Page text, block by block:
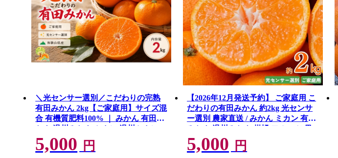
＼光センサー選別／こだわりの完熟
有田みかん 2kg【ご家庭用】サイズ混
合 有機質肥料100% ｜ みかん 有田み
かん 温州みかん ミカン 温州ミカン
柑橘 温州 甘い コク 産地直送◇
5,000 円
【2026年12月発送予約】 ご家庭用 こ
だわりの有田みかん 約2kg 光センサ
ー選別 農家直送 / みかん ミカン 有田
みかん 温州みかん 柑橘 フルーツ 果
物 くだもの 旬 人気 みかん先行予約
家庭用 和歌山【nuk159-12A】
5,000 円